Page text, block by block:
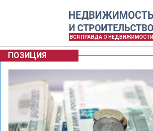
ВСЯ ПРАВДА О НЕДВИЖИМОСТИ
ПОЗИЦИЯ